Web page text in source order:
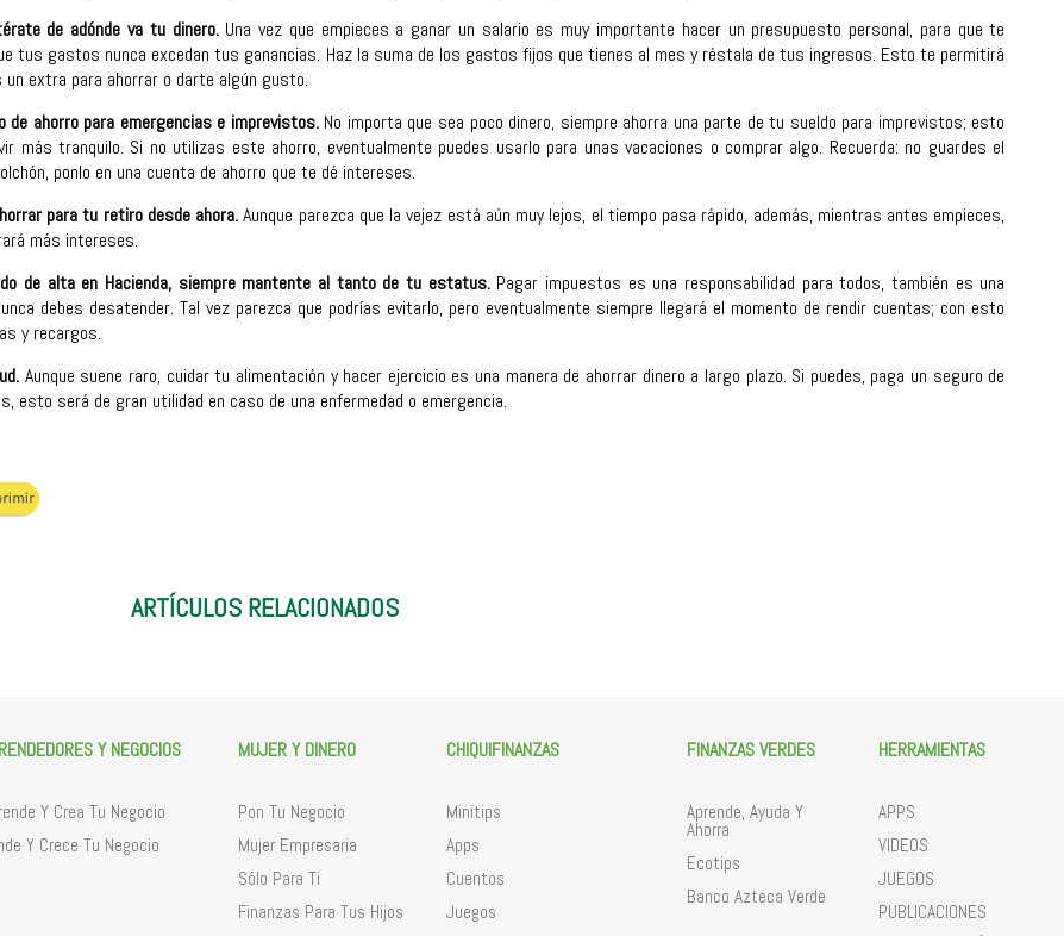
de adónde va tu dinero.Una vez que empieces a ganar un salario es muy importante hacer un presupuesto personal, para que te
tus gastos nunca excedan tus ganancias. Haz la suma de los gastos fijos que tienes al mes y réstala de tus ingresos. Esto te permitirá
extra para ahorrar o darte algún gusto.
de ahorro para emergencias e imprevistos.No importa que sea poco dinero, siempre ahorra una parte de tu sueldo para imprevistos; esto
más tranquilo. Si no utilizas este ahorro, eventualmente puedes usarlo para unas vacaciones o comprar algo. Recuerda: no guardes el
ponlo en una cuenta de ahorro que te dé intereses.
para tu retiro desde ahora.Aunque parezca que la vejez está aún muy lejos, el tiempo pasa rápido, además, mientras antes empieces,
más intereses.
de alta en Hacienda, siempre mantente al tanto de tu estatus.Pagar impuestos es una responsabilidad para todos, también es una
debes desatender. Tal vez parezca que podrías evitarlo, pero eventualmente siempre llegará el momento de rendir cuentas; con esto
y recargos.
Aunque suene raro, cuidar tu alimentación y hacer ejercicio es una manera de ahorrar dinero a largo plazo. Si puedes, paga un seguro de
esto será de gran utilidad en caso de una enfermedad o emergencia.
ARTÍCULOS RELACIONADOS
Y NEGOCIOS
Y Crea Tu Negocio
Y Crece Tu Negocio
MUJER Y DINERO
Pon Tu Negocio
Mujer Empresaria
Sólo Para Ti
Finanzas Para Tus Hijos
CHIQUIFINANZAS
Minitips
Apps
Cuentos
Juegos
FINANZAS VERDES
Aprende, Ayuda Y
Ahorra
Ecotips
Banco Azteca Verde
HERRAMIENTAS
APPS
VIDEOS
JUEGOS
PUBLICACIONES